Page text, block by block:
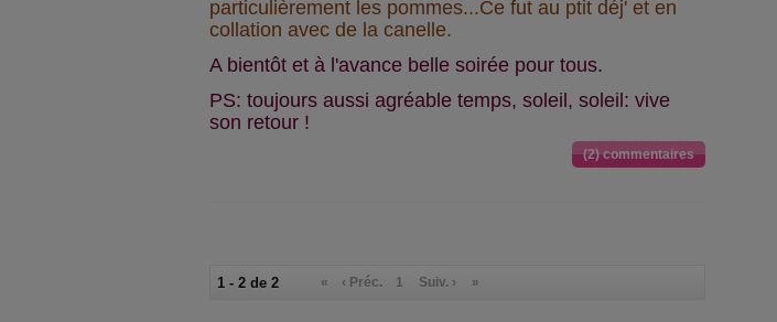
particulièrement les pommes...Ce fut au ptit déj' et en
collation avec de la canelle.
A bientôt et à l'avance belle soirée pour tous.
PS: toujours aussi agréable temps, soleil, soleil: vive
son retour !
(2) commentaires
1 - 2 de 2 « ‹ Préc. 1 Suiv. › »